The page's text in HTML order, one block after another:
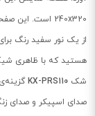
از یک نور سفید رنگ برای
هستید که با ظاهری
شکKX-PRS110